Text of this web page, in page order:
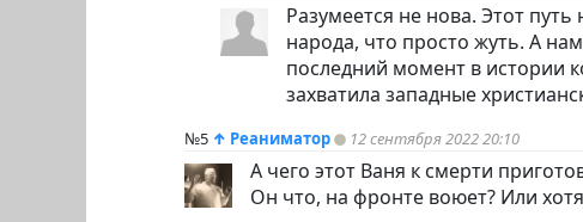
Разумеется не нова. Этот
народа, что просто жуть. А
последний момент в истории
захватила западные
№5 ↑ Реаниматор 12 сентября 2022 20:10
А чего этот Ваня к смерти
Он что, на фронте воюет? Или